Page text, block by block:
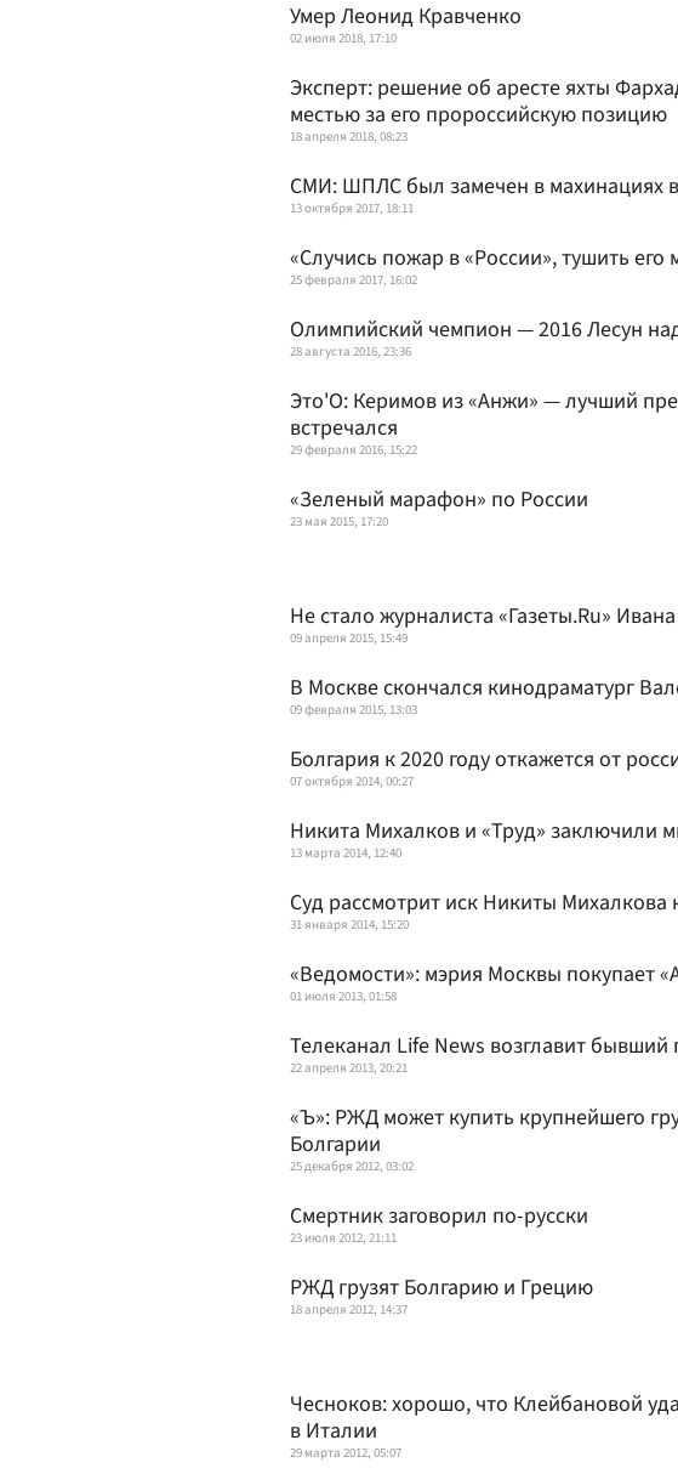
Умер Леонид Кравченко
02 июля 2018, 17:10
Эксперт: решение об аресте яхты
местью за его пророссийскую позицию
18 апреля 2018, 08:23
СМИ: ШПЛС был замечен в махинациях
13 октября 2017, 18:11
«Случись пожар в «России», тушить
25 февраля 2017, 16:02
Олимпийский чемпион — 2016 Лесун
28 августа 2016, 23:36
Это'О: Керимов из «Анжи» — лучший
встречался
29 февраля 2016, 15:22
«Зеленый марафон» по России
23 мая 2015, 17:20
Не стало журналиста «Газеты.Ru»
09 апреля 2015, 15:49
В Москве скончался кинодраматург
09 февраля 2015, 13:03
Болгария к 2020 году откажется от
07 октября 2014, 00:27
Никита Михалков и «Труд» заключили
13 марта 2014, 12:40
Суд рассмотрит иск Никиты Михалкова
31 января 2014, 15:20
«Ведомости»: мэрия Москвы покупает
01 июля 2013, 01:58
Телеканал Life News возглавит бывший
22 апреля 2013, 20:21
«Ъ»: РЖД может купить крупнейшего
Болгарии
25 декабря 2012, 03:02
Смертник заговорил по-русски
23 июля 2012, 21:11
РЖД грузят Болгарию и Грецию
18 апреля 2012, 14:37
Чесноков: хорошо, что Клейбановой
в Италии
29 марта 2012, 05:07